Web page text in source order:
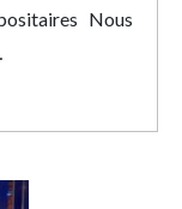
Nous